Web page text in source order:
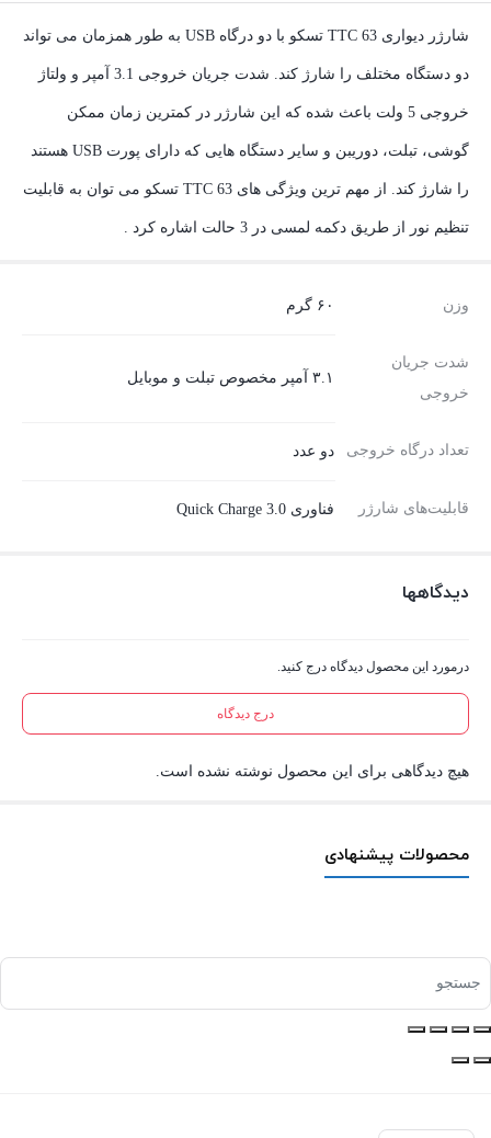
شارژر دیواری TTC 63 تسکو با دو درگاه USB به طور همزمان می تواند
دو دستگاه مختلف را شارژ کند. شدت جریان خروجی 3.1 آمپر و ولتاژ
خروجی 5 ولت باعث شده که این شارژر در کمترین زمان ممکن
گوشی، تبلت، دوریبن و سایر دستگاه هایی که دارای پورت USB هستند
را شارژ کند. از مهم ترین ویژگی های TTC 63 تسکو می توان به قابلیت
تنظیم نور از طریق دکمه لمسی در 3 حالت اشاره کرد .
وزن ۶۰ گرم
شدت جریان
خروجی
۳.۱ آمپر مخصوص تبلت و موبایل
تعداد درگاه خروجی دو عدد
قابلیت‌های شارژر فناوری Quick Charge 3.0
دیدگاهها
درمورد این محصول دیدگاه درج کنید.
درج دیدگاه
هیچ دیدگاهی برای این محصول نوشته نشده است.
محصولات پیشنهادی